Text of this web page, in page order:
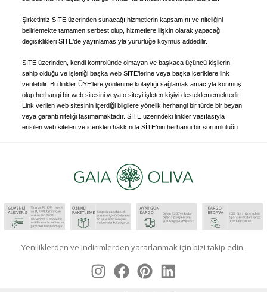
Yeniliklerden ve indirimlerden yararlanmak için bizi takip edin.